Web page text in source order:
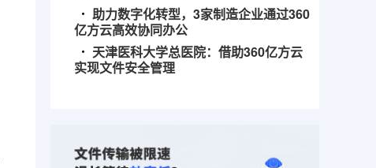
助力数字化转型，3家制造企业通过360
亿方云高效协同办公
天津医科大学总医院：借助360亿方云
实现文件安全管理